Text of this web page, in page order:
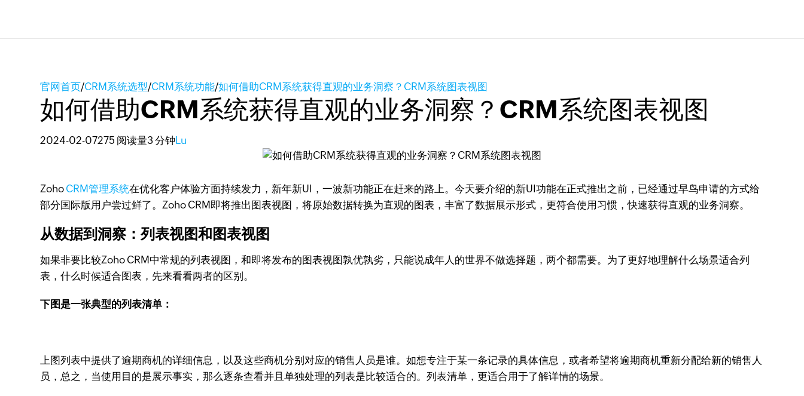
官网首页/CRM系统选型/CRM系统功能/如何借助CRM系统获得直观的业务洞察？CRM系统图表视图
如何借助CRM系统获得直观的业务洞察？CRM系统图表视图
2024-02-07275 阅读量3 分钟 Lu
Zoho CRM管理系统在优化客户体验方面持续发力，新年新UI，一波新功能正在赶来的路上。今天要介绍的新UI功能在正式推出之前，已经通过早鸟申请的方式给
部分国际版用户尝过鲜了。Zoho CRM即将推出图表视图，将原始数据转换为直观的图表，丰富了数据展示形式，更符合使用习惯，快速获得直观的业务洞察。
从数据到洞察：列表视图和图表视图
如果非要比较Zoho CRM中常规的列表视图，和即将发布的图表视图孰优孰劣，只能说成年人的世界不做选择题，两个都需要。为了更好地理解什么场景适合列
表，什么时候适合图表，先来看看两者的区别。
下图是一张典型的列表清单：
上图列表中提供了逾期商机的详细信息，以及这些商机分别对应的销售人员是谁。如想专注于某一条记录的具体信息，或者希望将逾期商机重新分配给新的销售人
员，总之，当使用目的是展示事实，那么逐条查看并且单独处理的列表是比较适合的。列表清单，更适合用于了解详情的场景。